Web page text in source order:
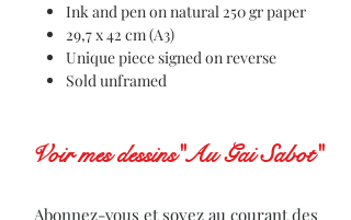
Ink and pen on natural 250 gr paper
29,7 x 42 cm (A3)
Unique piece signed on reverse
Sold unframed
Voir mes dessins"Au Gai Sabot"
Abonnez-vous et soyez au courant des